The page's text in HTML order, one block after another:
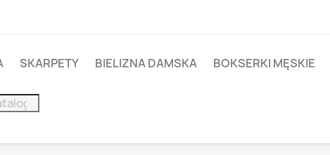
SKARPETY BIELIZNA DAMSKA BOKSERKI MĘSKIE